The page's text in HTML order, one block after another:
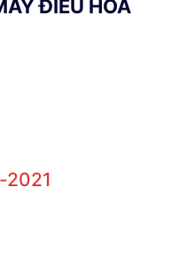
ĐIỀU HÒA
2021